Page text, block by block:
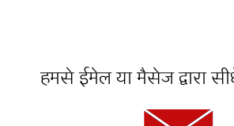
हमसे ईमेल या मैसेज द्वारा